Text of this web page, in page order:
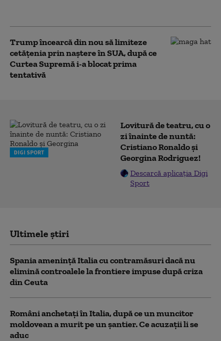
Trump încearcă din nou să limiteze
cetățenia prin naștere în SUA, după ce
Curtea Supremă i-a blocat prima
tentativă
DIGI SPORT
Lovitură de teatru, cu o
zi înainte de nuntă:
Cristiano Ronaldo și
Georgina Rodriguez!
Descarcă aplicația Digi
Sport
Ultimele știri
Spania ameninţă Italia cu contramăsuri dacă nu
elimină controalele la frontiere impuse după criza
din Ceuta
Români anchetați în Italia, după ce un muncitor
moldovean a murit pe un șantier. Ce acuzații li se
aduc